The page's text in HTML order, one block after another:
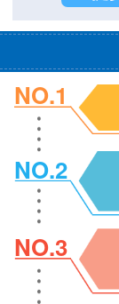
NO.1
NO.2
NO.3